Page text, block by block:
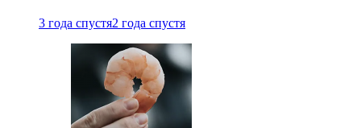
3 года спустя2 года спустя